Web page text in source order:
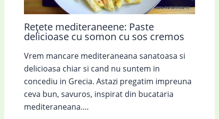
Rețete mediteraneene: Paste
delicioase cu somon cu sos cremos
Vrem mancare mediteraneana sanatoasa si
delicioasa chiar si cand nu suntem in
concediu in Grecia. Astazi pregatim impreuna
ceva bun, savuros, inspirat din bucataria
mediteraneana.…